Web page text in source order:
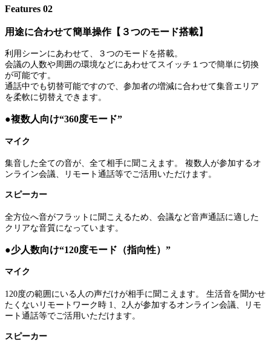
Features 02
用途に合わせて簡単操作【３つのモード搭載】
利用シーンにあわせて、３つのモードを搭載。
会議の人数や周囲の環境などにあわせてスイッチ１つで簡単に切換
が可能です。
通話中でも切替可能ですので、参加者の増減に合わせて集音エリア
を柔軟に切替えできます。
●複数人向け“360度モード”
マイク
集音した全ての音が、全て相手に聞こえます。 複数人が参加するオ
ンライン会議、リモート通話等でご活用いただけます。
スピーカー
全方位へ音がフラットに聞こえるため、会議など音声通話に適した
クリアな音質になっています。
●少人数向け“120度モード（指向性）”
マイク
120度の範囲にいる人の声だけが相手に聞こえます。 生活音を聞かせ
たくないリモートワーク時 1、2人が参加するオンライン会議、リモ
ート通話等でご活用いただけます。
スピーカー